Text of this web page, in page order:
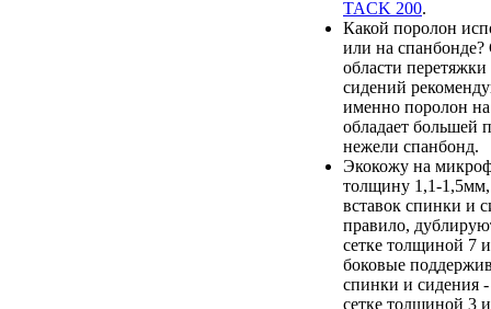
TACK 200.
Какой поролон
или на
области
сидений
именно поролон на
обладает большей
нежели спанбонд.
Экокожу на
толщину 1,1-1,5мм,
вставок спинки и
правило,
сетке толщиной 7
боковые
спинки и сидения
сетке толщиной 3